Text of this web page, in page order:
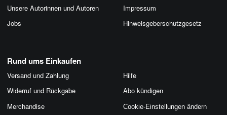
Unsere Autorinnen und Autoren
Jobs
Impressum
Hinweis­geber­schutz­gesetz
Rund ums Einkaufen
Versand und Zahlung
Widerruf und Rückgabe
Merchandise
Hilfe
Abo kündigen
Cookie-Einstellungen ändern